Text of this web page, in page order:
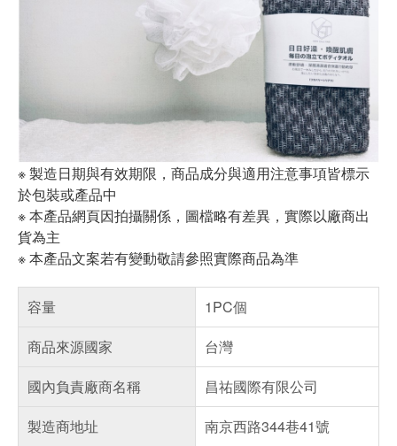
※ 製造日期與有效期限，商品成分與適用注意事項皆標示
於包裝或產品中
※ 本產品網頁因拍攝關係，圖檔略有差異，實際以廠商出
貨為主
※ 本產品文案若有變動敬請參照實際商品為準
容量
1PC個
商品來源國家
台灣
國內負責廠商名稱
昌祐國際有限公司
製造商地址
南京西路344巷41號